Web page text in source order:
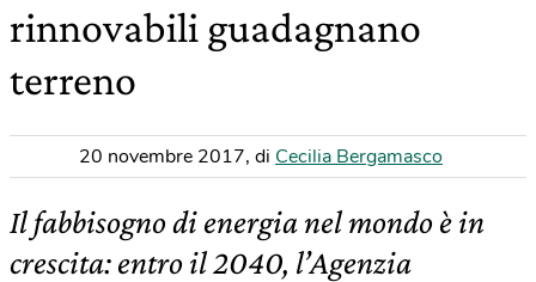
rinnovabili guadagnano
terreno
20 novembre 2017, di Cecilia Bergamasco
Il fabbisogno di energia nel mondo è in
crescita: entro il 2040, l’Agenzia